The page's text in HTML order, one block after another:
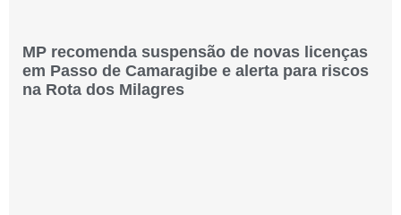
MP recomenda suspensão de novas licenças
em Passo de Camaragibe e alerta para riscos
na Rota dos Milagres